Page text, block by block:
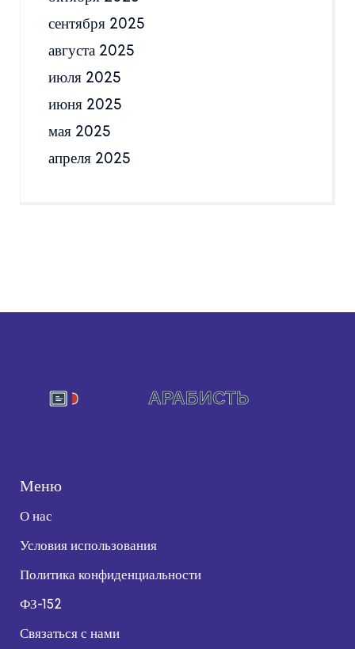
сентября 2025
августа 2025
июля 2025
июня 2025
мая 2025
апреля 2025
Меню
О нас
Условия использования
Политика конфиденциальности
ФЗ-152
Связаться с нами